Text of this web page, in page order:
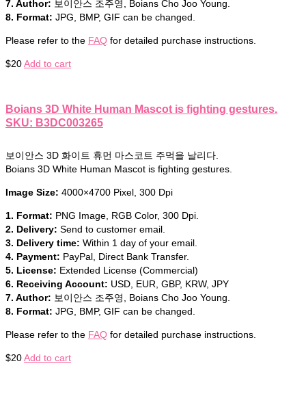
7. Author: 보이안스 조주영, Boians Cho Joo Young.
8. Format: JPG, BMP, GIF can be changed.
Please refer to the FAQ for detailed purchase instructions.
$20Add to cart
Boians 3D White Human Mascot is fighting gestures.
SKU: B3DC003265
보이안스 3D 화이트 휴먼 마스코트 주먹을 날리다.
Boians 3D White Human Mascot is fighting gestures.
Image Size: 4000×4700 Pixel, 300 Dpi
1. Format: PNG Image, RGB Color, 300 Dpi.
2. Delivery: Send to customer email.
3. Delivery time: Within 1 day of your email.
4. Payment: PayPal, Direct Bank Transfer.
5. License: Extended License (Commercial)
6. Receiving Account: USD, EUR, GBP, KRW, JPY
7. Author: 보이안스 조주영, Boians Cho Joo Young.
8. Format: JPG, BMP, GIF can be changed.
Please refer to the FAQ for detailed purchase instructions.
$20Add to cart